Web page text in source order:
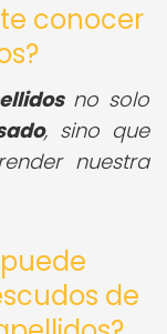
conocer
no solo
, sino que
nuestra
de